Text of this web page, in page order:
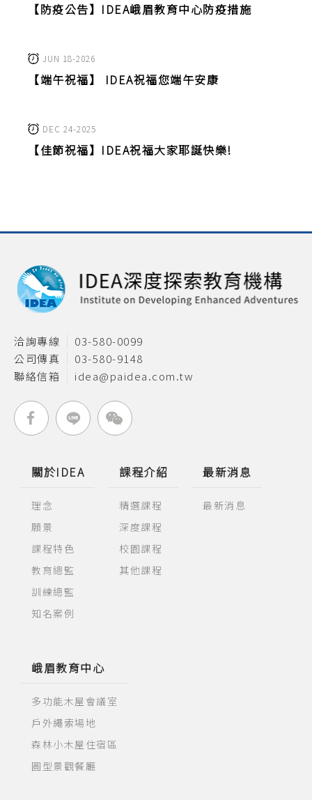
【防疫公告】IDEA峨眉教育中心防疫措施
JUN 18-2026
【端午祝福】 IDEA祝福您端午安康
DEC 24-2025
【佳節祝福】IDEA祝福大家耶誕快樂!
洽詢專線
03-580-0099
公司傳真
03-580-9148
聯絡信箱
idea@paidea.com.tw
關於IDEA
理念
願景
課程特色
教育總監
訓練總監
知名案例
課程介紹
精選課程
深度課程
校園課程
其他課程
最新消息
最新消息
峨眉教育中心
多功能木屋會議室
戶外繩索場地
森林小木屋住宿區
圓型景觀餐廳